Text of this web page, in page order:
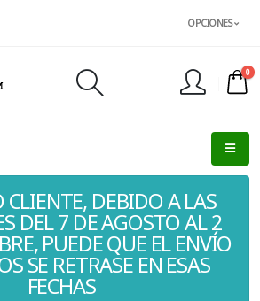
OPCIONES
0
DEBIDO A LAS
DEL 7 DE AGOSTO AL 2
PUEDE QUE EL ENVÍO
SE RETRASE EN ESAS
FECHAS